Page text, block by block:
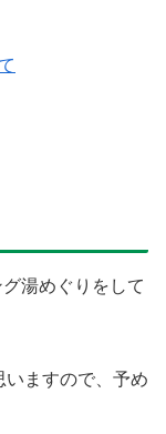
湯めぐりをして
いますので、予め